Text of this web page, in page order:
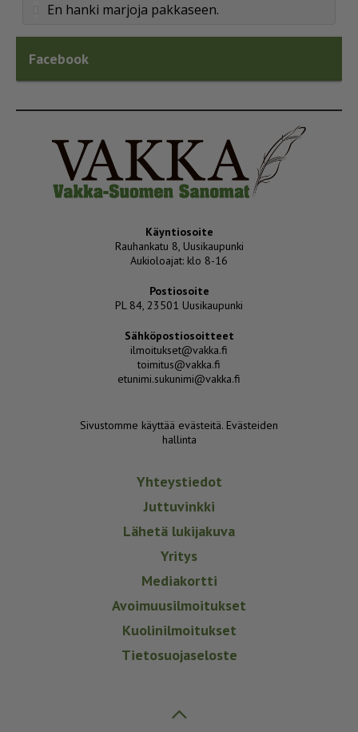
En hanki marjoja pakkaseen.
Facebook
Käyntiosoite
Rauhankatu 8, Uusikaupunki
Aukioloajat: klo 8-16
Postiosoite
PL 84, 23501 Uusikaupunki
Sähköpostiosoitteet
ilmoitukset@vakka.fi
toimitus@vakka.fi
etunimi.sukunimi@vakka.fi
Sivustomme käyttää evästeitä. Evästeiden
hallinta
Yhteystiedot
Juttuvinkki
Lähetä lukijakuva
Yritys
Mediakortti
Avoimuusilmoitukset
Kuolinilmoitukset
Tietosuojaseloste